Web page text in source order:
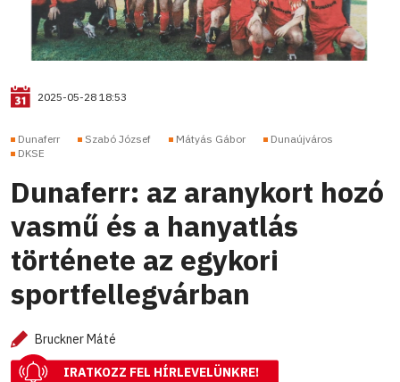
2025-05-28 18:53
Dunaferr Szabó József Mátyás Gábor
Dunaújváros
DKSE
Dunaferr: az aranykort hozó
vasmű és a hanyatlás
története az egykori
sportfellegvárban
Bruckner Máté
IRATKOZZ FEL HÍRLEVELÜNKRE!